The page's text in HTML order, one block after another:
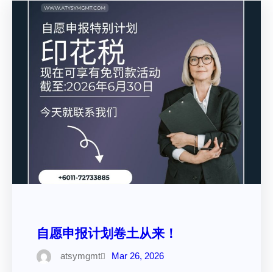
自愿申报计划卷土从来！
atsymgmt Mar 26, 2026